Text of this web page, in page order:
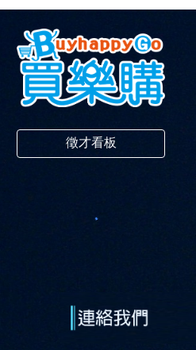
徵才看板